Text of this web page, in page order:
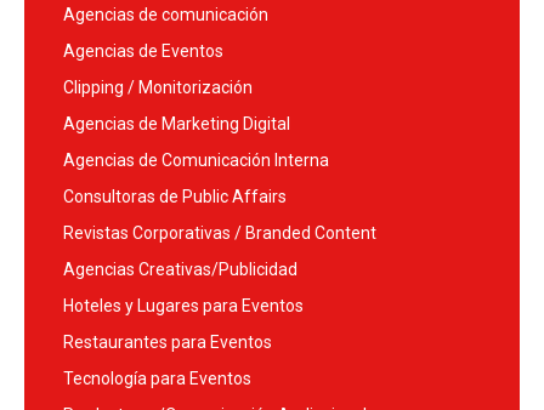
Agencias de comunicación
Agencias de Eventos
Clipping / Monitorización
Agencias de Marketing Digital
Agencias de Comunicación Interna
Consultoras de Public Affairs
Revistas Corporativas / Branded Content
Agencias Creativas/Publicidad
Hoteles y Lugares para Eventos
Restaurantes para Eventos
Tecnología para Eventos